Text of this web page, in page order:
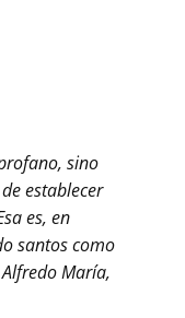
sino
establecer
es, en
santos como
María,